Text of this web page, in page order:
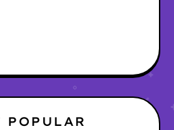
POPULAR